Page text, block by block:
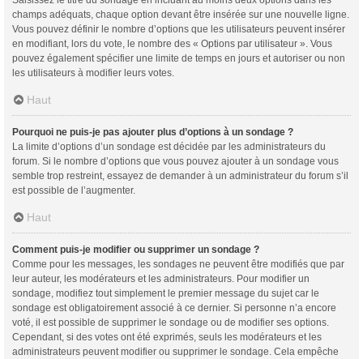
champs adéquats, chaque option devant être insérée sur une nouvelle ligne.
Vous pouvez définir le nombre d’options que les utilisateurs peuvent insérer
en modifiant, lors du vote, le nombre des « Options par utilisateur ». Vous
pouvez également spécifier une limite de temps en jours et autoriser ou non
les utilisateurs à modifier leurs votes.
Haut
Pourquoi ne puis-je pas ajouter plus d’options à un sondage ?
La limite d’options d’un sondage est décidée par les administrateurs du
forum. Si le nombre d’options que vous pouvez ajouter à un sondage vous
semble trop restreint, essayez de demander à un administrateur du forum s’il
est possible de l’augmenter.
Haut
Comment puis-je modifier ou supprimer un sondage ?
Comme pour les messages, les sondages ne peuvent être modifiés que par
leur auteur, les modérateurs et les administrateurs. Pour modifier un
sondage, modifiez tout simplement le premier message du sujet car le
sondage est obligatoirement associé à ce dernier. Si personne n’a encore
voté, il est possible de supprimer le sondage ou de modifier ses options.
Cependant, si des votes ont été exprimés, seuls les modérateurs et les
administrateurs peuvent modifier ou supprimer le sondage. Cela empêche